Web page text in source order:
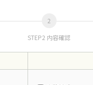
STEP2 内容確認